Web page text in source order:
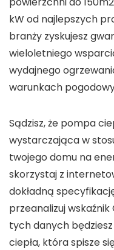
kW od najlepszych
branży zyskujesz
wieloletniego
wydajnego
warunkach
Sądzisz, że pompa
wystarczająca w
twojego domu na
skorzystaj z
dokładną
przeanalizuj
tych danych
ciepła, która spisze